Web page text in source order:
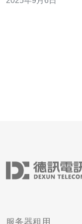
度并未达到预期。这
服务器租用